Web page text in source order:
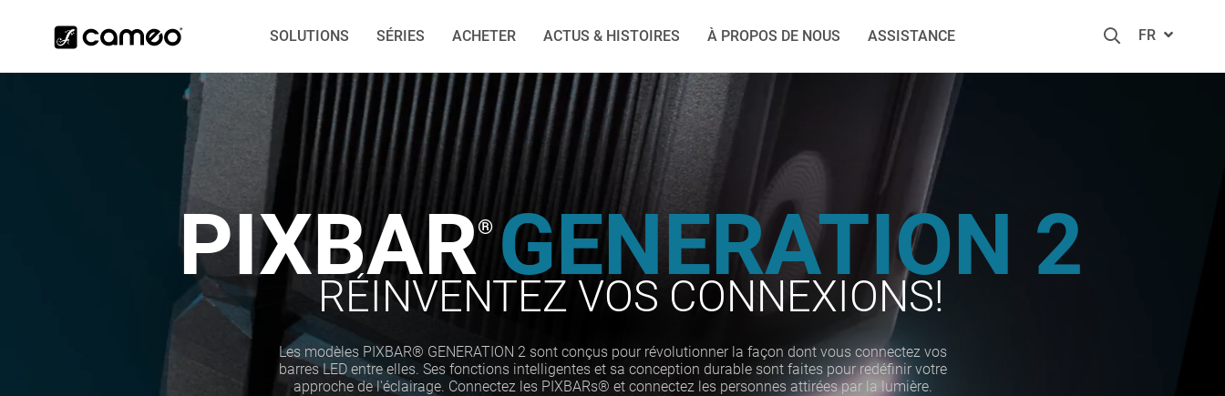
SOLUTIONS SÉRIES ACHETER ACTUS & HISTOIRES À PROPOS DE NOUS ASSISTANCE FR
PIXBAR® GENERATION 2
RÉINVENTEZ VOS CONNEXIONS!
Les modèles PIXBAR® GENERATION 2 sont conçus pour révolutionner la façon dont vous connectez vos
barres LED entre elles. Ses fonctions intelligentes et sa conception durable sont faites pour redéfinir votre
approche de l'éclairage. Connectez les PIXBARs® et connectez les personnes attirées par la lumière.